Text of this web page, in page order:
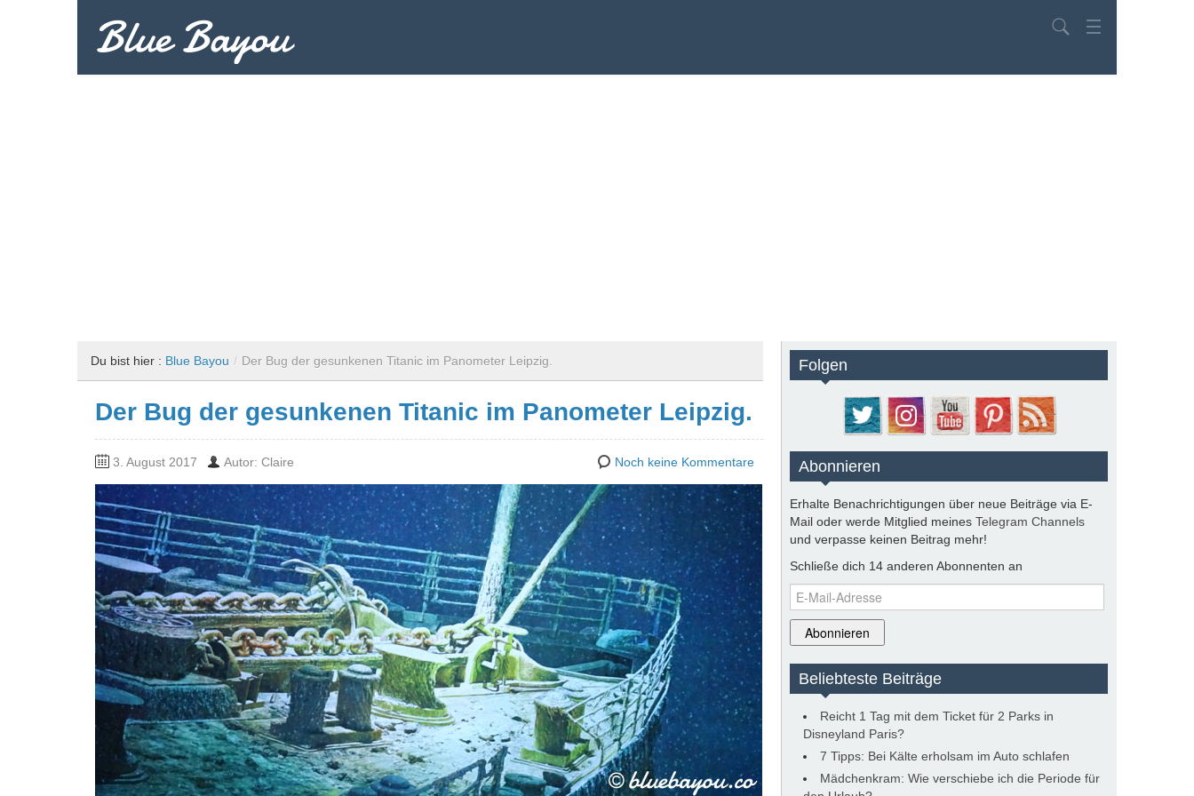
Blue Bayou
Search
Du bist hier : Blue Bayou / Der Bug der gesunkenen Titanic im Panometer Leipzig.
Der Bug der gesunkenen Titanic im Panometer Leipzig.
3. August 2017 Autor: Claire Noch keine Kommentare
Folgen
Abonnieren
Erhalte Benachrichtigungen über neue Beiträge via E-
Mail oder werde Mitglied meines Telegram Channels
und verpasse keinen Beitrag mehr!
Schließe dich 14 anderen Abonnenten an
E-
Mail-
Adresse
Abonnieren
Beliebteste Beiträge
Reicht 1 Tag mit dem Ticket für 2 Parks in
Disneyland Paris?
7 Tipps: Bei Kälte erholsam im Auto schlafen
Mädchenkram: Wie verschiebe ich die Periode für